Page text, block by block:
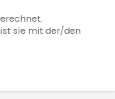
sie mit der/den